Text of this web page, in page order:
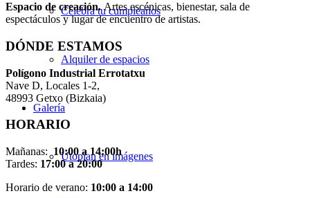
Celebra tu cumpleaños
Alquiler de espacios
Galería
Utopian en imágenes
Espacio de creación.Artes escénicas, bienestar, sala de
espectáculos y lugar de encuentro de artistas.
DÓNDE ESTAMOS
Polígono Industrial Errotatxu
Nave D, Locales 1-2,
48993 Getxo (Bizkaia)
HORARIO
Mañanas: 10:00 a 14:00h
Tardes: 17:00 a 20:00
Horario de verano: 10:00 a 14:00